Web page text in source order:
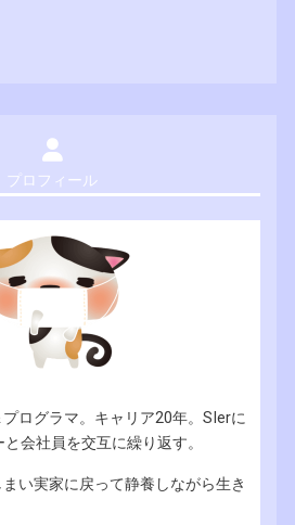
プロフィール
ログラマ。キャリア20年。SIerに
会社員を交互に繰り返す。
い実家に戻って静養しながら生き